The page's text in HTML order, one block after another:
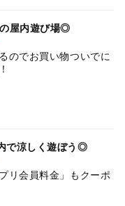
屋内遊び場◎
のでお買い物ついでに
で涼しく遊ぼう◎
リ会員料金」もクーポ